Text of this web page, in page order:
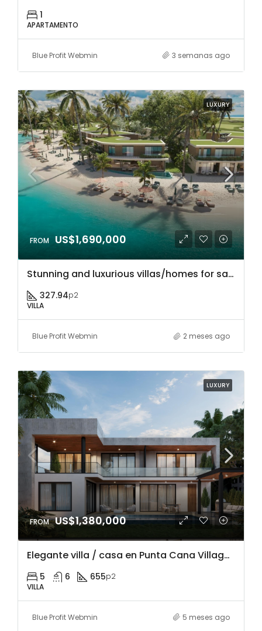
1
APARTAMENTO
Blue Profit Webmin 3 semanas ago
LUXURY
US$1,690,000
Stunning and luxurious villas/homes for sale in Cap Cana, Dominican Republic, with access to a marina, stables, golf course, ecological park, equestrian center, restaurants, a sports lake, beach clubs, bars, a casino, and a bilingual school
327.94p2
VILLA
Blue Profit Webmin 2 meses ago
LUXURY
US$1,380,000
Elegante villa / casa en Punta Cana Village, República Dominicana con acceso al campo de golf, juegos acuáticos, hoteles, eco tours, surfing y al Club playa Blanca
5 6 655p2
VILLA
Blue Profit Webmin 5 meses ago